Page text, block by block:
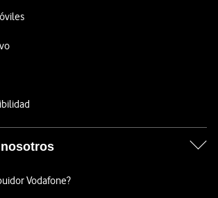
Vodafone?